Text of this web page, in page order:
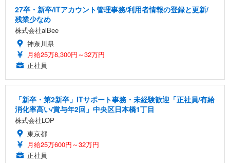
27卒・新卒/ITアカウント管理事務/利用者情報の登録と更新/
残業少なめ
株式会社alBee
神奈川県
月給25万8,300円～32万円
正社員
「新卒・第2新卒」ITサポート事務・未経験歓迎「正社員/有給
消化率高い/賞与年2回」中央区日本橋1丁目
株式会社LOP
東京都
月給25万600円～32万円
正社員